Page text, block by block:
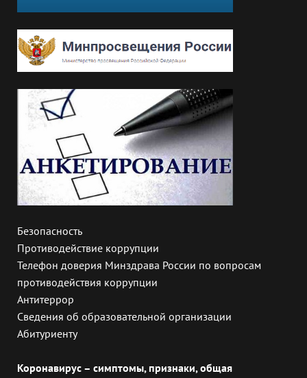
Безопасность
Противодействие коррупции
Телефон доверия Минздрава России по вопросам
противодействия коррупции
Антитеррор
Сведения об образовательной организации
Абитуриенту
Коронавирус – симптомы, признаки, общая